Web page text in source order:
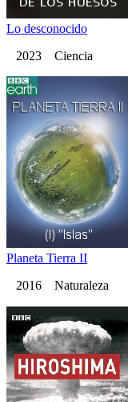
Lo desconocido
2023 Ciencia
Planeta Tierra II
2016 Naturaleza